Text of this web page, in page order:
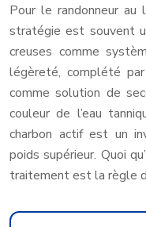
Pour le randonneur au
stratégie est souvent
creuses comme
légèreté, complété
comme solution de
couleur de l’eau
charbon actif est un
poids supérieur. Quoi
traitement est la règle